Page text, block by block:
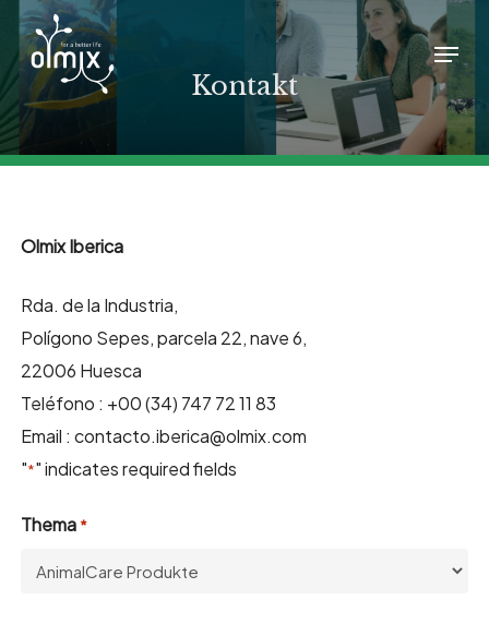
Skip
main
content
Menu
Kontakt
Olmix Iberica
Rda. de la Industria,
Polígono Sepes, parcela 22, nave 6,
22006 Huesca
Teléfono : +00 (34) 747 72 11 83
Email : contacto.iberica@olmix.com
"*" indicates required fields
Thema *